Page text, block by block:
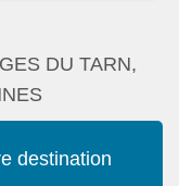
DU TARN,
destination